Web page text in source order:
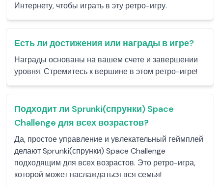
Интернету, чтобы играть в эту ретро-игру.
Есть ли достижения или награды в игре?
Награды основаны на вашем счете и завершении
уровня. Стремитесь к вершине в этом ретро-игре!
Подходит ли Sprunki(спрунки) Space
Challenge для всех возрастов?
Да, простое управление и увлекательный геймплей
делают Sprunki(спрунки) Space Challenge
подходящим для всех возрастов. Это ретро-игра,
которой может наслаждаться вся семья!